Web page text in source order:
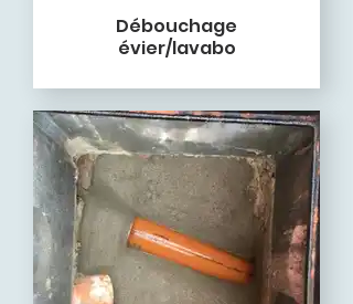
Débouchage
évier/lavabo